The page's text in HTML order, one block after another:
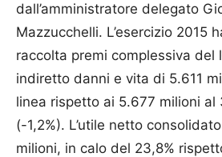
dall’amministratore delegato
Mazzuc­chelli. L’esercizio 2015
raccolta premi complessiva del
indiretto danni e vita di 5.611
linea rispetto ai 5.677 milioni al
(-1,2%). L’utile netto
milioni, in calo del 23,8%